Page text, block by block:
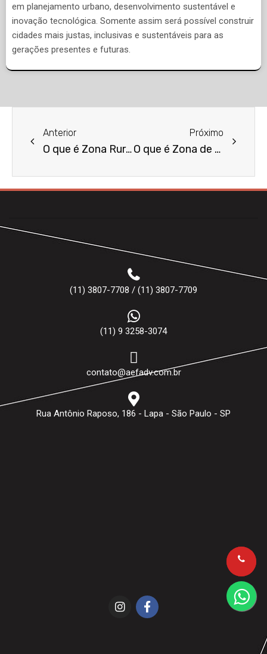
em planejamento urbano, desenvolvimento sustentável e
inovação tecnológica. Somente assim será possível construir
cidades mais justas, inclusivas e sustentáveis para as
gerações presentes e futuras.
Anterior
O que é Zona Rural?
Próximo
O que é Zona de Perigo?
(11) 3807-7708 / (11) 3807-7709
(11) 9 3258-3074
contato@aefadv.com.br
Rua Antônio Raposo, 186 - Lapa - São Paulo - SP